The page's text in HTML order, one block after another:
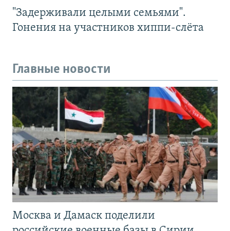
"Задерживали целыми семьями".
Гонения на участников хиппи-слёта
Главные новости
Москва и Дамаск поделили